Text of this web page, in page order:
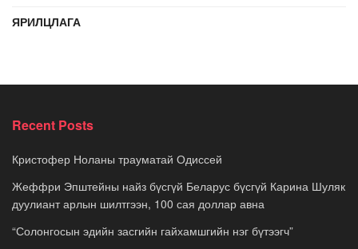
ЯРИЛЦЛАГА
Recent Posts
Кристофер Ноланы трауматай Одиссей
Жеффри Эпштейны найз бүсгүй Беларус бүсгүй Карина Шуляк
дуулиант арлын шилтгээн, 100 сая доллар авна
“Солонгосын эдийн засгийн гайхамшгийн нэг бүтээгч”